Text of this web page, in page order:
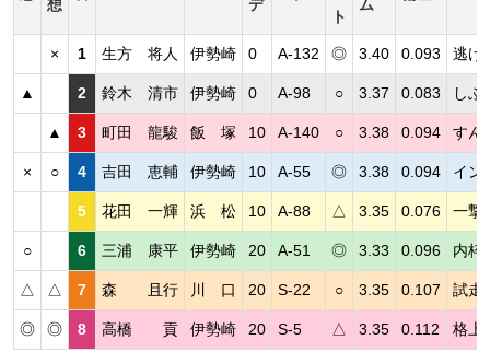
想 デ
ト
ム
× 1 生方 将人 伊勢崎 0 A-132 ◎ 3.40 0.093 逃げ
▲ 2 鈴木 清市 伊勢崎 0 A-98 ○ 3.37 0.083 しぶ
▲ 3 町田 龍駿 飯 塚 10 A-140 ○ 3.38 0.094 すん
× ○ 4 吉田 恵輔 伊勢崎 10 A-55 ◎ 3.38 0.094 イン
5 花田 一輝 浜 松 10 A-88 △ 3.35 0.076 一撃
○ 6 三浦 康平 伊勢崎 20 A-51 ◎ 3.33 0.096 内枠
△ △ 7 森 且行 川 口 20 S-22 ○ 3.35 0.107 試走
◎ ◎ 8 高橋 貢 伊勢崎 20 S-5 △ 3.35 0.112 格上